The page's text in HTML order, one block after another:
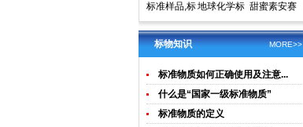
相色谱HPL
C
对照品中检
所
茶素
标准样品,标
样,质控样
地球化学标
准物质矿石
土壤生物成
分分析
甜蜜素安赛
蜜(乙酰磺胺
酸钾)标准溶
液食品检测
标准物质
MORE>>
标物知识
标准物质如何正确使用及注意...
什么是“国家一级标准物质”
标准物质的定义